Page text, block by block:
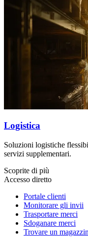
Logistica
Soluzioni logistiche
servizi supplementari.
Scoprite di più
Accesso diretto
Portale clienti
Monitorare gli invii
Trasportare merci
Sdoganare merci
Trovare un